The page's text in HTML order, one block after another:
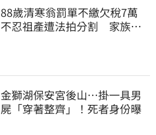
88歲清寒翁罰單不繳欠稅7萬
不忍祖產遭法拍分割 家族按
金獅湖保安宮後山…掛一具男
屍「穿著整齊」！死者身份曝